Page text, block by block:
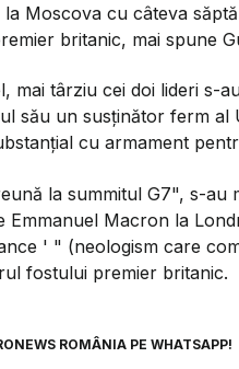
Moscova cu câteva
britanic, mai spune
mai târziu cei doi lideri s-
său un susţinător ferm al
cu armament
la summitul G7", s-
Emmanuel Macron la
' " (neologism care
fostului premier britanic.
ROMÂNIA PE WHATSAPP!